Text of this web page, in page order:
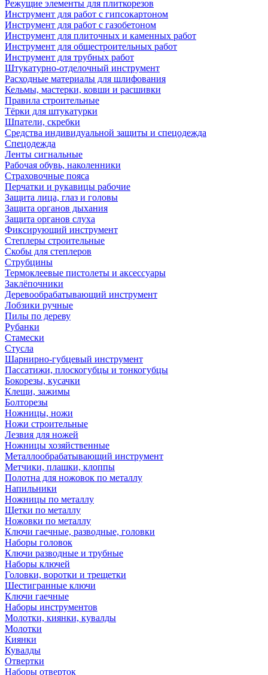
Режущие элементы для плиткорезов
Инструмент для работ с гипсокартоном
Инструмент для работ с газобетоном
Инструмент для плиточных и каменных работ
Инструмент для общестроительных работ
Инструмент для трубных работ
Штукатурно-отделочный инструмент
Расходные материалы для шлифования
Кельмы, мастерки, ковши и расшивки
Правила строительные
Тёрки для штукатурки
Шпатели, скребки
Средства индивидуальной защиты и спецодежда
Спецодежда
Ленты сигнальные
Рабочая обувь, наколенники
Страховочные пояса
Перчатки и рукавицы рабочие
Защита лица, глаз и головы
Защита органов дыхания
Защита органов слуха
Фиксирующий инструмент
Степлеры строительные
Скобы для степлеров
Струбцины
Термоклеевые пистолеты и аксессуары
Заклёпочники
Деревообрабатывающий инструмент
Лобзики ручные
Пилы по дереву
Рубанки
Стамески
Стусла
Шарнирно-губцевый инструмент
Пассатижи, плоскогубцы и тонкогубцы
Бокорезы, кусачки
Клещи, зажимы
Болторезы
Ножницы, ножи
Ножи строительные
Лезвия для ножей
Ножницы хозяйственные
Металлообрабатывающий инструмент
Метчики, плашки, клоппы
Полотна для ножовок по металлу
Напильники
Ножницы по металлу
Щетки по металлу
Ножовки по металлу
Ключи гаечные, разводные, головки
Наборы головок
Ключи разводные и трубные
Наборы ключей
Головки, воротки и трещетки
Шестигранные ключи
Ключи гаечные
Наборы инструментов
Молотки, киянки, кувалды
Молотки
Киянки
Кувалды
Отвертки
Наборы отверток